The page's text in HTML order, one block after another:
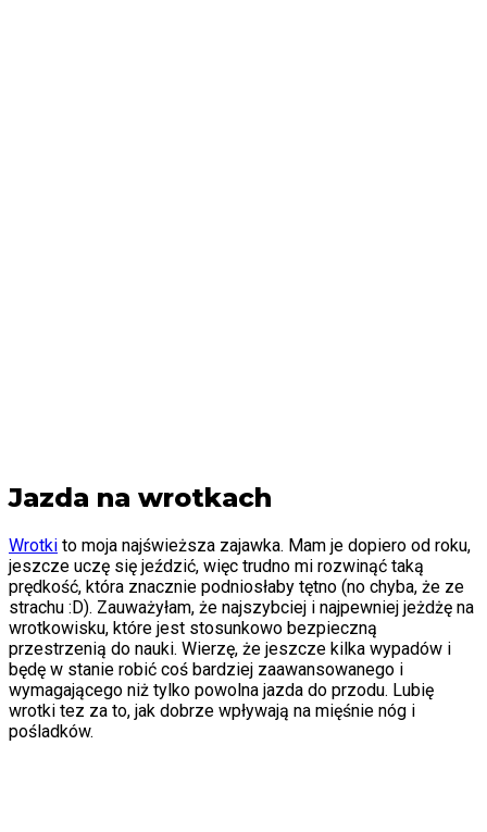
Jazda na wrotkach
Wrotki to moja najświeższa zajawka. Mam je dopiero od roku,
jeszcze uczę się jeździć, więc trudno mi rozwinąć taką
prędkość, która znacznie podniosłaby tętno (no chyba, że ze
strachu :D). Zauważyłam, że najszybciej i najpewniej jeżdżę na
wrotkowisku, które jest stosunkowo bezpieczną
przestrzenią do nauki. Wierzę, że jeszcze kilka wypadów i
będę w stanie robić coś bardziej zaawansowanego i
wymagającego niż tylko powolna jazda do przodu. Lubię
wrotki tez za to, jak dobrze wpływają na mięśnie nóg i
pośladków.